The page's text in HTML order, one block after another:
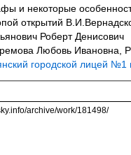
и некоторые
открытий
Роберт Денисович
Любовь Ивановна,
городской лицей
archive/work/181498/